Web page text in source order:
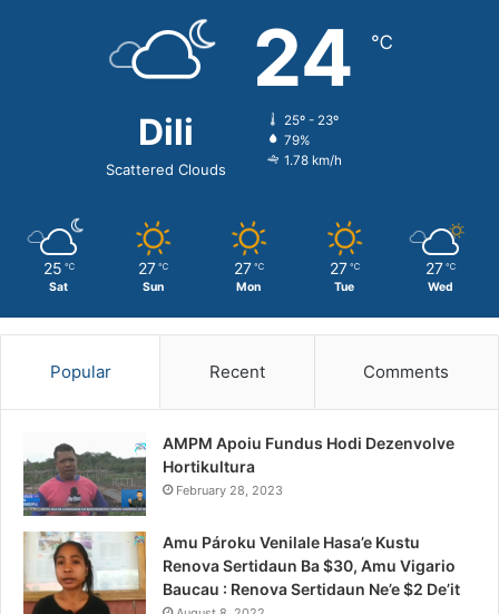
Dili
Scattered Clouds
24 ℃
25º - 23º
79%
1.78 km/h
25 ℃
Sat
27 ℃
Sun
27 ℃
Mon
27 ℃
Tue
27 ℃
Wed
Popular Recent Comments
AMPM Apoiu Fundus Hodi Dezenvolve
Hortikultura
February 28, 2023
Amu Pároku Venilale Hasa’e Kustu
Renova Sertidaun Ba $30, Amu Vigario
Baucau : Renova Sertidaun Ne’e $2 De’it